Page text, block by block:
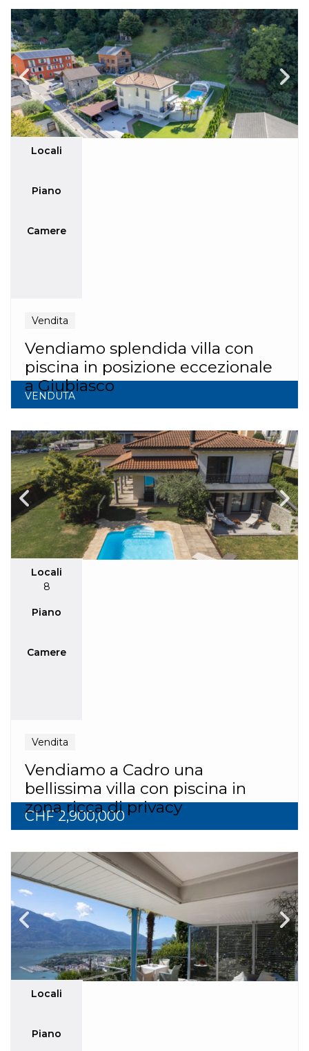
Locali
Piano
Camere
Vendita
Vendiamo splendida villa con
piscina in posizione eccezionale
a Giubiasco
VENDUTA
Locali
8
Piano
Camere
Vendita
Vendiamo a Cadro una
bellissima villa con piscina in
zona ricca di privacy
CHF 2,900,000
Locali
Piano